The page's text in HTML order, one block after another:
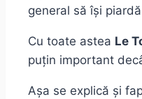
general să își
Cu toate astea Le
puțin important
Așa se explică și